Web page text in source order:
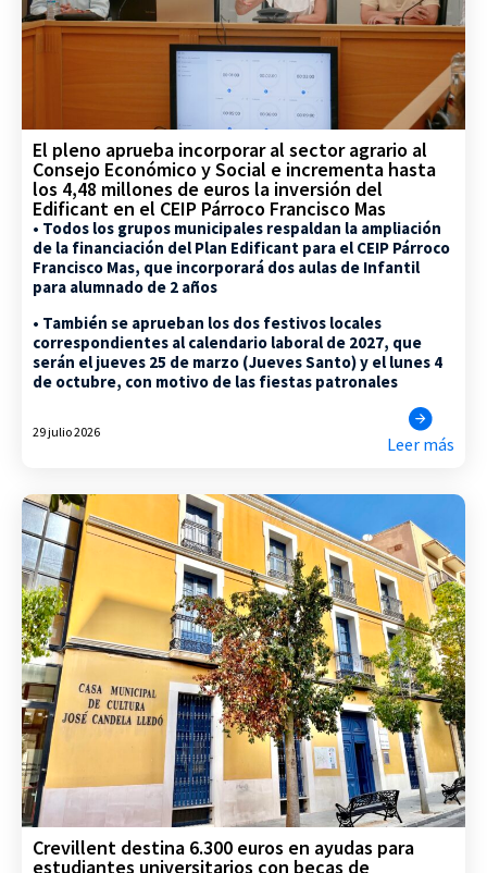
El pleno aprueba incorporar al sector agrario al
Consejo Económico y Social e incrementa hasta
los 4,48 millones de euros la inversión del
Edificant en el CEIP Párroco Francisco Mas
• Todos los grupos municipales respaldan la ampliación
de la financiación del Plan Edificant para el CEIP Párroco
Francisco Mas, que incorporará dos aulas de Infantil
para alumnado de 2 años
• También se aprueban los dos festivos locales
correspondientes al calendario laboral de 2027, que
serán el jueves 25 de marzo (Jueves Santo) y el lunes 4
de octubre, con motivo de las fiestas patronales
29 julio 2026
Leer más
Crevillent destina 6.300 euros en ayudas para
estudiantes universitarios con becas de